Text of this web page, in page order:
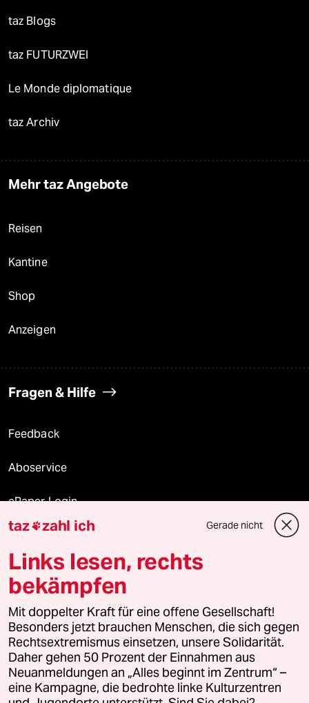
taz Blogs
taz FUTURZWEI
Le Monde diplomatique
taz Archiv
Mehr taz Angebote
Reisen
Kantine
Shop
Anzeigen
Fragen & Hilfe
Feedback
Aboservice
ePaper Login
Downloads für Abonnierende
© 2026 taz Verlags und Vertriebs GmbH
Alle Rechte vorbehalten. Bei rechtlichen Fragen oder für Genehmigungen
wenden Sie sich bitte an
lizenzen@taz.de
Feedback Redaktionsstatut Kommune-Richtlinien
Leitlinie Informant Datenschutz Impressum AGB
taz zahl ich Gerade nicht
Links lesen, rechts
bekämpfen
Mit doppelter Kraft für eine offene Gesellschaft!
Besonders jetzt brauchen Menschen, die sich gegen
Rechtsextremismus einsetzen, unsere Solidarität.
Daher gehen 50 Prozent der Einnahmen aus
Neuanmeldungen an „Alles beginnt im Zentrum“ –
eine Kampagne, die bedrohte linke Kulturzentren